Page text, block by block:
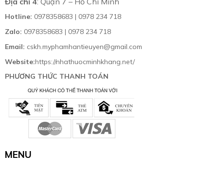
Hotline: 0978358683 | 0978 234 718
Zalo: 0978358683 | 0978 234 718
Email: cskh.myphamhantieuyen@gmail.com
Website:https://nhathuocminhkhang.net/
PHƯƠNG THỨC THANH TOÁN
MENU